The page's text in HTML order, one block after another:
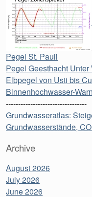
Pegel St. Pauli
Pegel Geesthacht Unter
Elbpegel von Usti bis
Binnenhochwasser-
---------------------------------
Grundwasseratlas:
Grundwasserstände,
Archive
August 2026
July 2026
June 2026